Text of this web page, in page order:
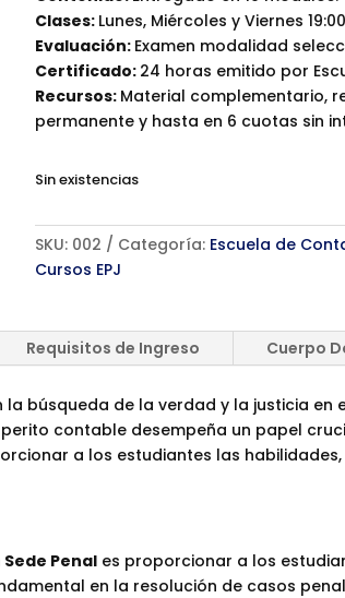
Clases: Lunes, Miércoles y Viernes
Evaluación: Examen modalidad
Certificado: 24 horas emitido por
Recursos: Material complementario,
permanente y hasta en 6 cuotas sin
Sin existencias
SKU: 002 Categoría: Escuela de
Cursos EPJ
Requisitos de Ingreso Cuerpo
búsqueda de la verdad y la justicia en
contable desempeña un papel
a los estudiantes las
Penal es proporcionar a los
en la resolución de casos